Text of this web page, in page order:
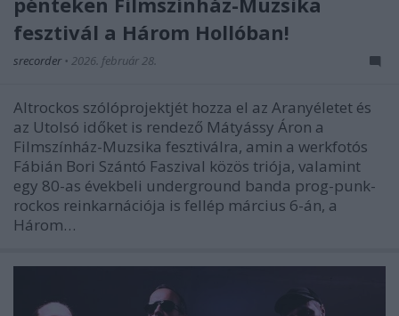
fesztivál a Három Hollóban!
srecorder • 2026. február 28.
Altrockos szólóprojektjét hozza el az Aranyéletet és
az Utolsó időket is rendező Mátyássy Áron a
Filmszínház-Muzsika fesztiválra, amin a werkfotós
Fábián Bori Szántó Faszival közös triója, valamint
egy 80-as évekbeli underground banda prog-punk-
rockos reinkarnációja is fellép március 6-án, a
Három…